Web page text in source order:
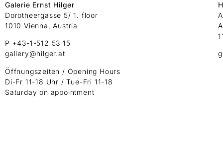
Galerie Ernst Hilger
Dorotheergasse 5/ 1. floor
1010 Vienna, Austria
P +43-1-512 53 15
gallery@hilger.at
Öffnungszeiten / Opening Hours
Di-Fr 11-18 Uhr / Tue-Fri 11-18
Saturday on appointment